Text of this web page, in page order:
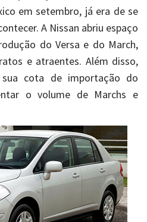
em setembro, já era de se
A Nissan abriu espaço
do Versa e do March,
e atraentes. Além disso,
cota de importação do
o volume de Marchs e